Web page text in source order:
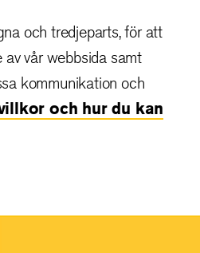
och tredjeparts, för att
vår webbsida samt
kommunikation och
och hur du kan